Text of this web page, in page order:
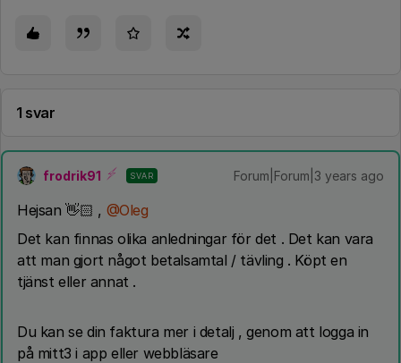
1 svar
frodrik91 SVAR Forum|Forum|3 years ago
Hejsan 👋🏻 , @Oleg
Det kan finnas olika anledningar för det . Det kan vara
att man gjort något betalsamtal / tävling . Köpt en
tjänst eller annat .
Du kan se din faktura mer i detalj , genom att logga in
på mitt3 i app eller webbläsare